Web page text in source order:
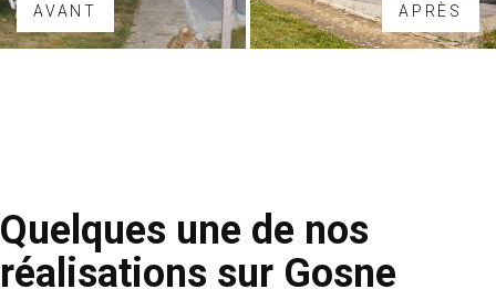
AVANT APRÈS
Quelques une de nos
réalisations sur Gosne